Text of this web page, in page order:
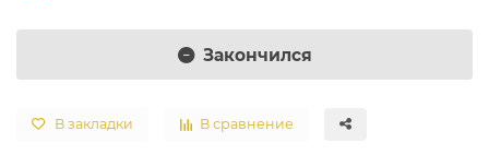
Закончился
В закладки В сравнение